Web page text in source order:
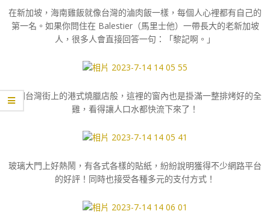
在新加坡，海南雞飯就像台灣的滷肉飯一樣，每個人心裡都有自己的
第一名。如果你問住在 Balestier（馬里士他）一帶長大的老新加坡
人，很多人會直接回答一句：「黎記啊。」
如同台灣街上的港式燒臘店般，這裡的窗內也是掛滿一整排烤好的全
雞，看得讓人口水都快流下來了！
玻璃大門上好熱鬧，有各式各樣的貼紙，紛紛說明獲得不少網路平台
的好評！同時也接受各種多元的支付方式！